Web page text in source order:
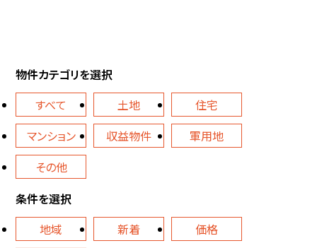
物件カテゴリを選択
すべて
土地
住宅
マンション
収益物件
軍用地
その他
条件を選択
地域
新着
価格